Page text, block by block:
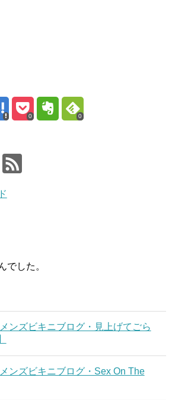
0 0
でした。
メンズビキニブログ・見上げてごら
メンズビキニブログ・Sex On The